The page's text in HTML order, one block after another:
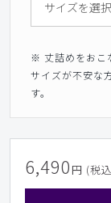
※ 丈詰めをおこ
サイズが不安な
す。
6,490 円 (税